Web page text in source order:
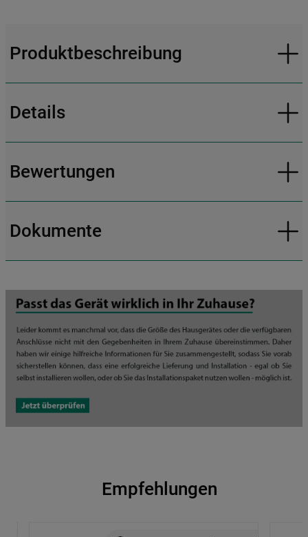
Produktbeschreibung
Details
Bewertungen
Dokumente
Empfehlungen